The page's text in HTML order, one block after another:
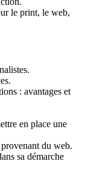
le print, le web,
: avantages et
en place une
du web.
sa démarche